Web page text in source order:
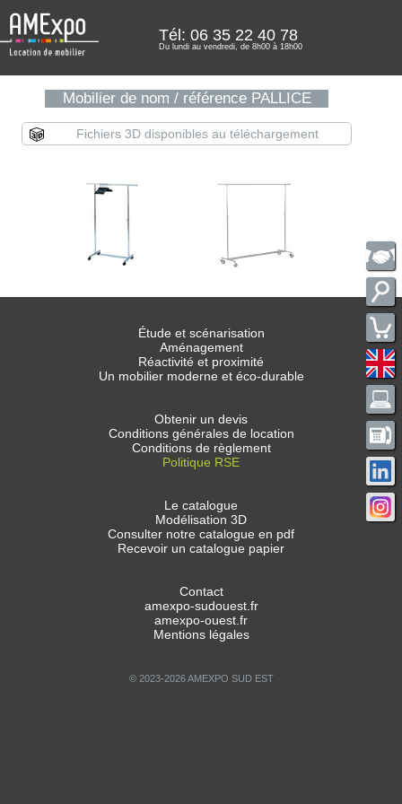
Tél: 06 35 22 40 78
Du lundi au vendredi, de 8h00 à 18h00
Mobilier de nom / référence PALLICE
Fichiers 3D disponibles au téléchargement
Étude et scénarisation
Aménagement
Réactivité et proximité
Un mobilier moderne et éco-durable
Obtenir un devis
Conditions générales de location
Conditions de règlement
Politique RSE
Le catalogue
Modélisation 3D
Consulter notre catalogue en pdf
Recevoir un catalogue papier
Contact
amexpo-sudouest.fr
amexpo-ouest.fr
Mentions légales
© 2023-2026 AMEXPO SUD EST